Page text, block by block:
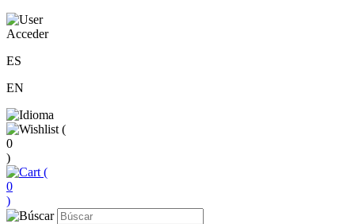
Acceder
ES
EN
(
0
)
(
0
)